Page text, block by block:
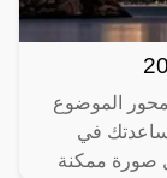
في الإمارات 2024 هو محور الموضوع
في
صورة ممكنة